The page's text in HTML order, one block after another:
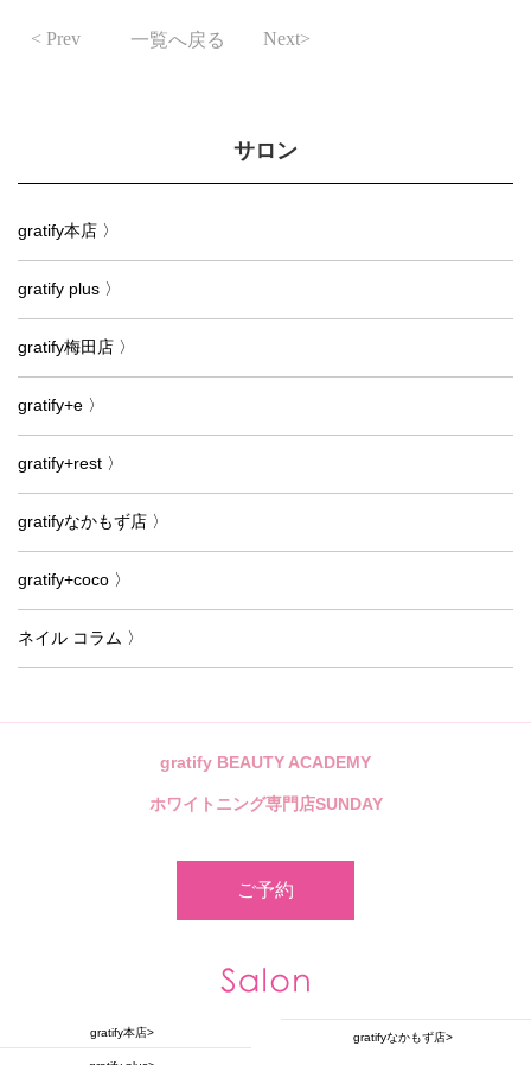
Prev 一覧へ戻る Next
サロン
gratify本店 〉
gratify plus 〉
gratify梅田店 〉
gratify+e 〉
gratify+rest 〉
gratifyなかもず店 〉
gratify+coco 〉
ネイル コラム 〉
gratify BEAUTY ACADEMY
ホワイトニング専門店SUNDAY
ご予約
gratify本店 gratifyなかもず店